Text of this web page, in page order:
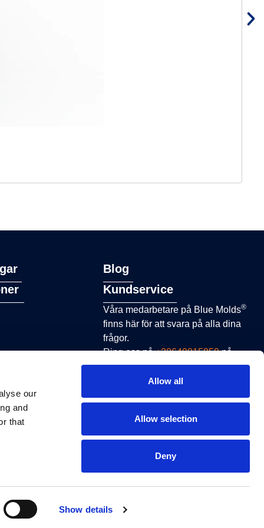
our
and
that
Show details
Allow all
Allow selection
Deny
Blog
Kundservice
Våra medarbetare på Blue Molds®
finns här för att svara på alla dina
frågor.
Ring oss på+38640815959på
vardagar från 8.00 till 16.00 eller
skicka ett e-postmeddelande till
KONTAKT
Användarvillkor och sekretesspolicy